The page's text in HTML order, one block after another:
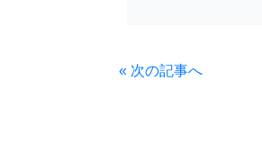
« 次の記事へ